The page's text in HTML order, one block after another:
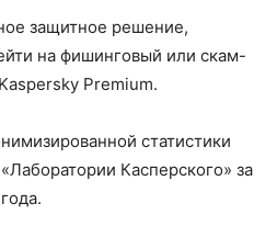
защитное решение,
на фишинговый или скам-
Premium.
статистики
Касперского» за